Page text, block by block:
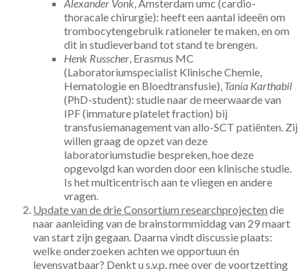
Alexander Vonk, Amsterdam umc (cardio-
thoracale chirurgie): heeft een aantal ideeën om
trombocytengebruik rationeler te maken, en om
dit in studieverband tot stand te brengen.
Henk Russcher, Erasmus MC
(Laboratoriumspecialist Klinische Chemie,
Hematologie en Bloedtransfusie), Tania Karthabil
(PhD-student): studie naar de meerwaarde van
IPF (immature platelet fraction) bij
transfusiemanagement van allo-SCT patiënten. Zij
willen graag de opzet van deze
laboratoriumstudie bespreken, hoe deze
opgevolgd kan worden door een klinische studie.
Is het multicentrisch aan te vliegen en andere
vragen.
Update van de drie Consortium researchprojecten die
naar aanleiding van de brainstormmiddag van 29 maart
van start zijn gegaan. Daarna vindt discussie plaats:
welke onderzoeken achten we opportuun én
levensvatbaar? Denkt u s.v.p. mee over de voortzetting